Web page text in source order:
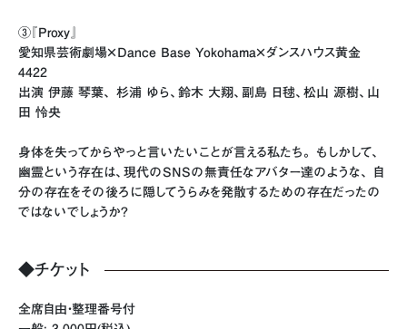
③『Proxy』
愛知県芸術劇場×Dance Base Yokohama×ダンスハウス黄金
4422
出演 伊藤 琴葉、 杉浦 ゆら、鈴木 大翔、副島 日毬、松山 源樹、山
田 怜央
身体を失ってからやっと言いたいことが言える私たち。 もしかして、
幽霊という存在は、現代のSNSの無責任なアバター達のような、 自
分の存在をその後ろに隠してうらみを発散するための存在だったの
ではないでしょうか?
◆チケット
全席自由・整理番号付